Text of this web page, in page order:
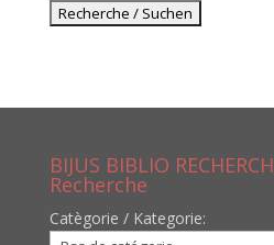
BIJUS BIBLIO
Recherche
Catègorie / Kategorie: